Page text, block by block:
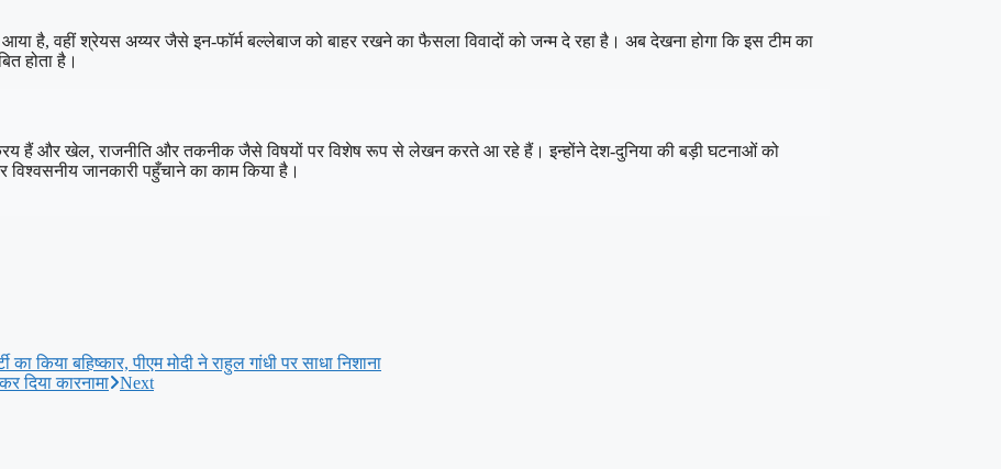
है, वहीं श्रेयस अय्यर जैसे इन-फॉर्म बल्लेबाज को बाहर रखने का फैसला विवादों को जन्म दे रहा है। अब देखना होगा कि इस टीम का
होता है।
हैं और खेल, राजनीति और तकनीक जैसे विषयों पर विशेष रूप से लेखन करते आ रहे हैं। इन्होंने देश-दुनिया की बड़ी घटनाओं को
जानकारी पहुँचाने का काम किया है।
किया बहिष्कार, पीएम मोदी ने राहुल गांधी पर साधा निशाना
दिया कारनामा Next